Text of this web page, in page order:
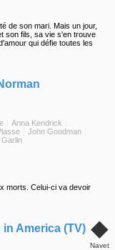
de son mari. Mais un jour,
son fils, sa vie s'en trouve
qui défie toutes les
Anna Kendrick
John Goodman
morts. Celui-ci va devoir
◆
Navet
America (TV)